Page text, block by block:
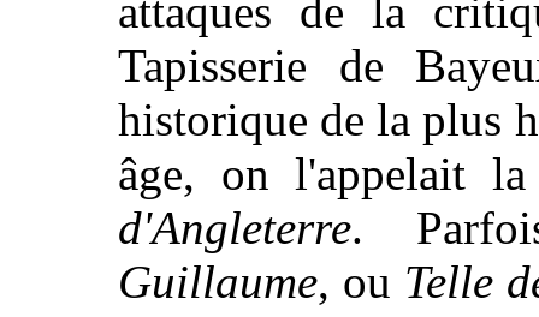
attaques de la
Tapisserie de
historique de la plus
âge, on l'appelait
d'Angleterre.
Guillaume, ou Telle